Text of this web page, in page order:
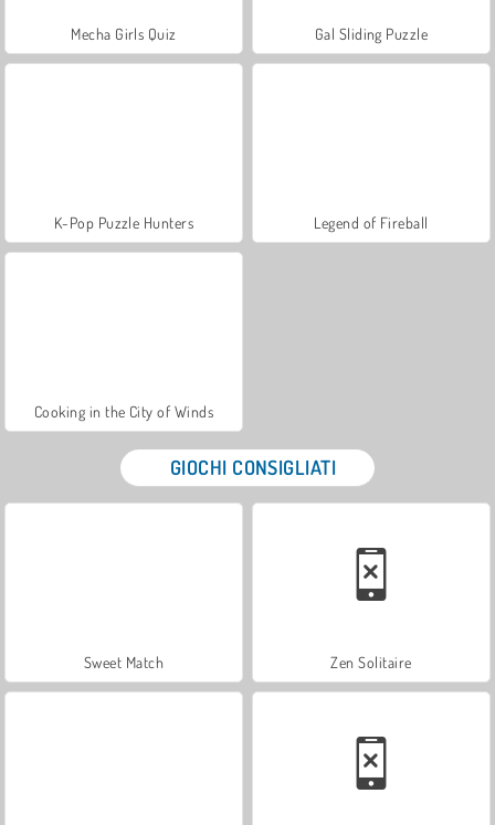
Mecha Girls Quiz Gal Sliding Puzzle
K-Pop Puzzle Hunters Legend of Fireball
Cooking in the City of Winds
GIOCHI CONSIGLIATI
Sweet Match Zen Solitaire